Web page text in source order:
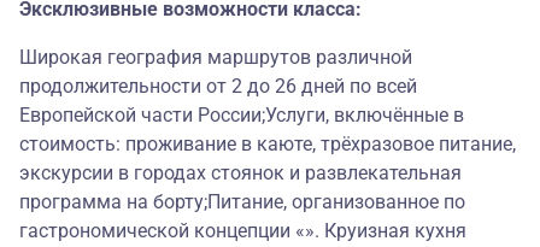
Эксклюзивные возможности класса:
Широкая география маршрутов различной
продолжительности от 2 до 26 дней по всей
Европейской части России;Услуги, включённые в
стоимость: проживание в каюте, трёхразовое питание,
экскурсии в городах стоянок и развлекательная
программа на борту;Питание, организованное по
гастрономической концепции «». Круизная кухня